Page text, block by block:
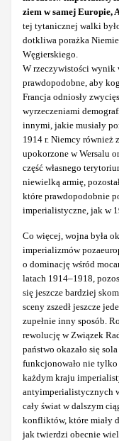
ziem w samej Europie,
tej tytanicznej walki
dotkliwa porażka
Węgierskiego.
W rzeczywistości wynik
prawdopodobne, aby
Francja odniosły
wyrzeczeniami
innymi, jakie musiały
1914 r. Niemcy również
upokorzone w Wersalu
część własnego
niewielką armię,
które prawdopodobnie
imperialistyczne, jak w
Co więcej, wojna była
imperializmów
o dominację wśród
latach 1914–1918,
się jeszcze bardziej
sceny zszedł jeszcze
zupełnie inny sposób.
rewolucję w Związek
państwo okazało się
funkcjonowało nie
każdym kraju
antyimperialistycznych
cały świat w dalszym
konfliktów, które miały
jak twierdzi obecnie